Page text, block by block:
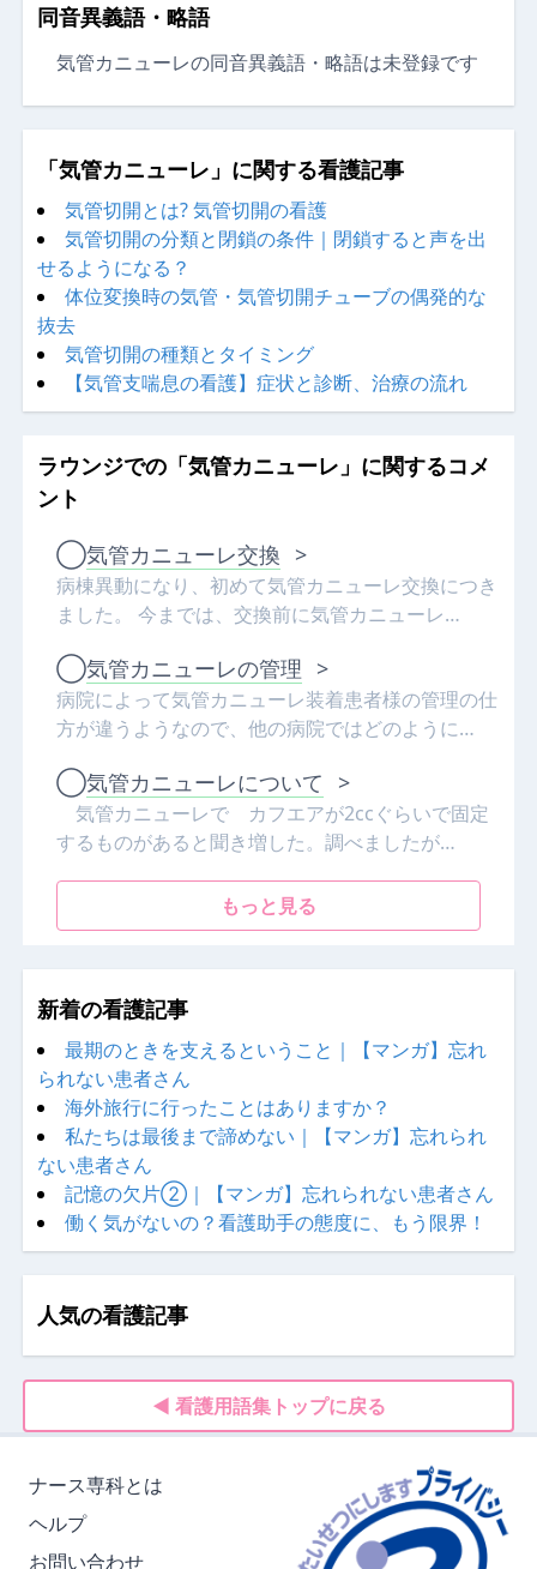
同音異義語・略語
気管カニューレの同音異義語・略語は未登録です
「気管カニューレ」に関する看護記事
気管切開とは? 気管切開の看護
気管切開の分類と閉鎖の条件｜閉鎖すると声を出
せるようになる？
体位変換時の気管・気管切開チューブの偶発的な
抜去
気管切開の種類とタイミング
【気管支喘息の看護】症状と診断、治療の流れ
ラウンジでの「気管カニューレ」に関するコメ
ント
◯気管カニューレ交換 >
病棟異動になり、初めて気管カニューレ交換につき
ました。 今までは、交換前に気管カニューレ…
◯気管カニューレの管理 >
病院によって気管カニューレ装着患者様の管理の仕
方が違うようなので、他の病院ではどのように…
◯気管カニューレについて >
気管カニューレで カフエアが2ccぐらいで固定
するものがあると聞き増した。調べましたが…
もっと見る
新着の看護記事
最期のときを支えるということ｜【マンガ】忘れ
られない患者さん
海外旅行に行ったことはありますか？
私たちは最後まで諦めない｜【マンガ】忘れられ
ない患者さん
記憶の欠片②｜【マンガ】忘れられない患者さん
働く気がないの？看護助手の態度に、もう限界！
人気の看護記事
◀ 看護用語集トップに戻る
ナース専科とは
ヘルプ
お問い合わせ